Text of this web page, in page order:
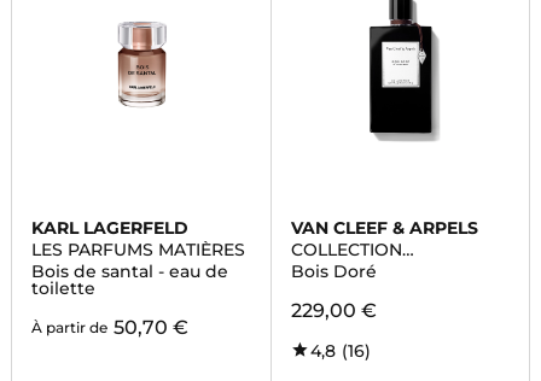
KARL LAGERFELD
LES PARFUMS MATIÈRES
Bois de santal - eau de
toilette
À partir de 50,70 €
VAN CLEEF & ARPELS
COLLECTION
EXTRAORDINAIRE
Bois Doré
229,00 €
4,8 (16)